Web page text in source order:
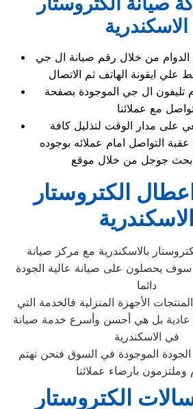
الاسكندرية
الدوام من خلال رقم صيانة ال جي
تليفون ال جي الموجودة بصفحة
على مدار الوقت لتذليل كافة
التواصل امام عملائه بوجوده
بحث جوجل من خلال موقع
الكتروستار
الاسكندرية
بالاسكندرية مع مركز صيانة
سوف يحصلون على صيانة عالية الجودة
دائما
الأجهزة المنزلية فالخدمة التي
بل هي أحسن وأسرع خدمة صيانة
في الاسكندرية
الموجودة في السوق فنحن نهتم
وملتزمون بارضاء عملائنا
الكتروستار